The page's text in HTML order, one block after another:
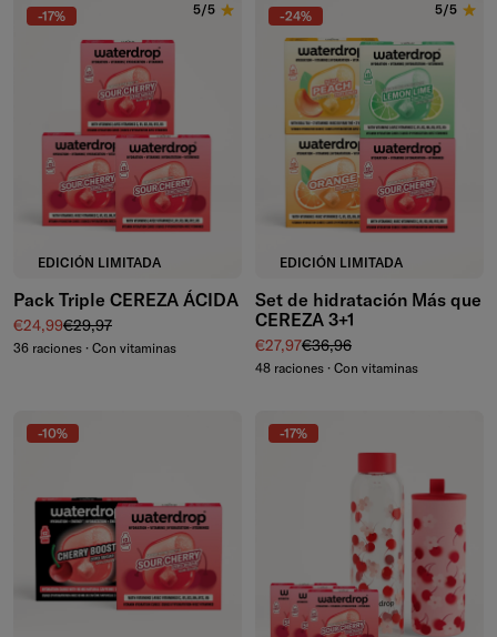
-17%
EDICIÓN LIMITADA
5/5
Pack Triple CEREZA ÁCIDA
Precio de venta
€24,99Precio normal
€29,97
36 raciones · Con vitaminas
-24%
EDICIÓN LIMITADA
5/5
Set de hidratación Más que
CEREZA 3+1
Precio de venta
€27,97Precio normal
€36,96
48 raciones · Con vitaminas
-10% -17%